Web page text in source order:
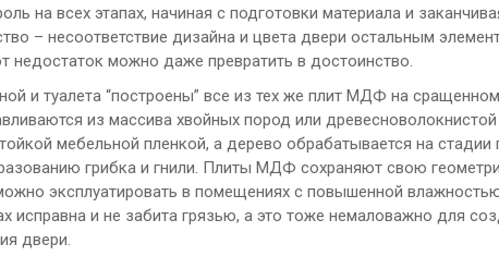
на всех этапах, начиная с подготовки материала и
– несоответствие дизайна и цвета двери остальным
недостаток можно даже превратить в достоинство.
и туалета “построены” все из тех же плит МДФ на
из массива хвойных пород или
мебельной пленкой, а дерево обрабатывается на стадии
грибка и гнили. Плиты МДФ сохраняют свою
эксплуатировать в помещениях с повышенной
исправна и не забита грязью, а это тоже немаловажно для
двери.